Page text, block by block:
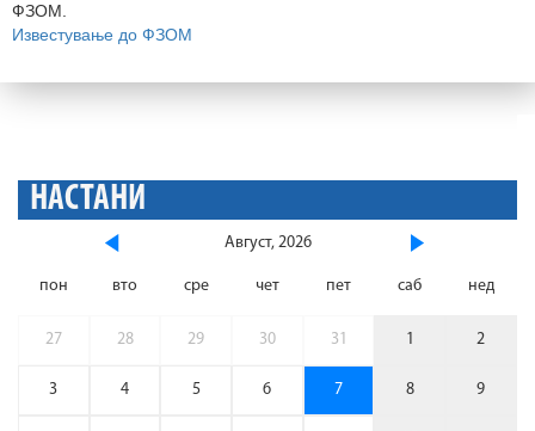
ФЗОМ.
Известување до ФЗОМ
НАСТАНИ
Август, 2026
пон вто сре чет пет саб нед
27 28 29 30 31 1 2
3 4 5 6 7 8 9